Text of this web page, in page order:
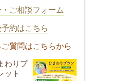
ご相談フォーム
約はこちら
質問はこちらから
わりプ
ット